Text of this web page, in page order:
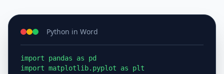
Python in Word
import pandas as pd
import matplotlib.pyplot as plt